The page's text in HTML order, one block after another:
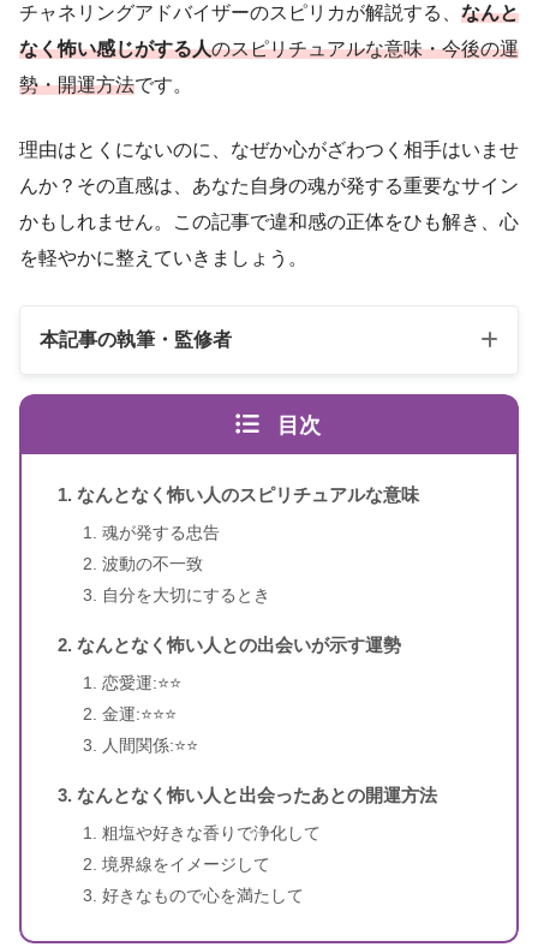
チャネリングアドバイザーのスピリカが解説する、 なんと
なく怖い感じがする人のスピリチュアルな意味・今後の運
勢・開運方法です。
理由はとくにないのに、なぜか心がざわつく相手はいませ
んか？その直感は、あなた自身の魂が発する重要なサイン
かもしれません。この記事で違和感の正体をひも解き、心
を軽やかに整えていきましょう。
本記事の執筆・監修者
スピリカ
目次
なんとなく怖い人のスピリチュアルな意味
魂が発する忠告
波動の不一致
自分を大切にするとき
なんとなく怖い人との出会いが示す運勢
恋愛運:⭐️⭐️
金運:⭐️⭐️⭐️
人間関係:⭐️⭐️
なんとなく怖い人と出会ったあとの開運方法
粗塩や好きな香りで浄化して
境界線をイメージして
好きなもので心を満たして